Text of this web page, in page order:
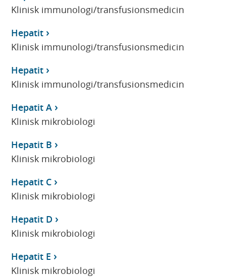
Klinisk immunologi/transfusionsmedicin
Hepatit
Klinisk immunologi/transfusionsmedicin
Hepatit
Klinisk immunologi/transfusionsmedicin
Hepatit A
Klinisk mikrobiologi
Hepatit B
Klinisk mikrobiologi
Hepatit C
Klinisk mikrobiologi
Hepatit D
Klinisk mikrobiologi
Hepatit E
Klinisk mikrobiologi